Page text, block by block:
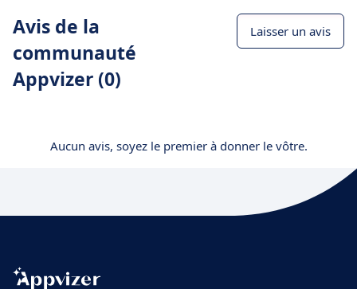
Avis de la
communauté
Appvizer (0)
Laisser un avis
Aucun avis, soyez le premier à donner le vôtre.